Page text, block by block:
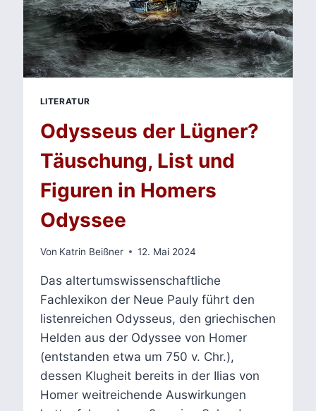
LITERATUR
Odysseus der Lügner?
Täuschung, List und
Figuren in Homers
Odyssee
Von Katrin Beißner 12. Mai 2024
Das altertumswissenschaftliche
Fachlexikon der Neue Pauly führt den
listenreichen Odysseus, den griechischen
Helden aus der Odyssee von Homer
(entstanden etwa um 750 v. Chr.),
dessen Klugheit bereits in der Ilias von
Homer weitreichende Auswirkungen